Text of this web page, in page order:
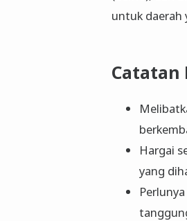
untuk daerah
Catatan
Hargai
yang